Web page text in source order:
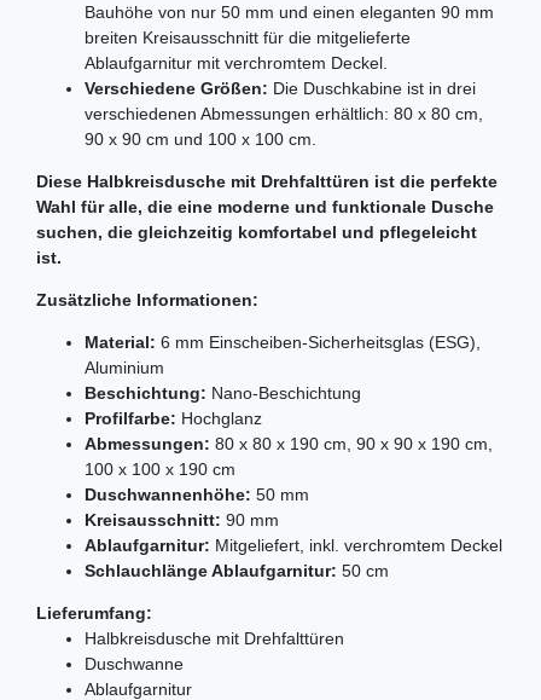
Bauhöhe von nur 50 mm und einen eleganten 90 mm
breiten Kreisausschnitt für die mitgelieferte
Ablaufgarnitur mit verchromtem Deckel.
Verschiedene Größen: Die Duschkabine ist in drei
verschiedenen Abmessungen erhältlich: 80 x 80 cm,
90 x 90 cm und 100 x 100 cm.
Diese Halbkreisdusche mit Drehfalttüren ist die perfekte
Wahl für alle, die eine moderne und funktionale Dusche
suchen, die gleichzeitig komfortabel und pflegeleicht
ist.
Zusätzliche Informationen:
Material: 6 mm Einscheiben-Sicherheitsglas (ESG),
Aluminium
Beschichtung: Nano-Beschichtung
Profilfarbe: Hochglanz
Abmessungen: 80 x 80 x 190 cm, 90 x 90 x 190 cm,
100 x 100 x 190 cm
Duschwannenhöhe: 50 mm
Kreisausschnitt: 90 mm
Ablaufgarnitur: Mitgeliefert, inkl. verchromtem Deckel
Schlauchlänge Ablaufgarnitur: 50 cm
Lieferumfang:
Halbkreisdusche mit Drehfalttüren
Duschwanne
Ablaufgarnitur